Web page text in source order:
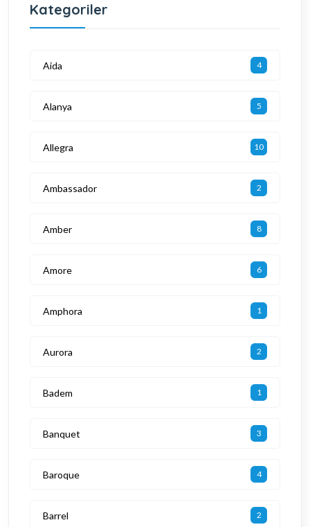
Kategoriler
Aida 4
Alanya 5
Allegra 10
Ambassador 2
Amber 8
Amore 6
Amphora 1
Aurora 2
Badem 1
Banquet 3
Baroque 4
Barrel 2